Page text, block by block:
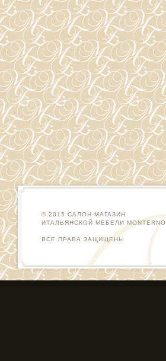
© 2015 САЛОН-МАГАЗИН
ИТАЛЬЯНСКОЙ МЕБЕЛИ MONTERNO
ВСЕ ПРАВА ЗАЩИЩЕНЫ